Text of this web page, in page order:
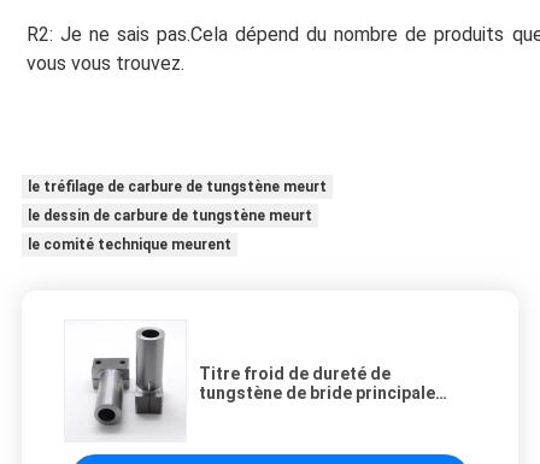
R2: Je ne sais pas.Cela dépend du nombre de produits
vous vous trouvez.
le tréfilage de carbure de tungstène meurt
le dessin de carbure de tungstène meurt
le comité technique meurent
Titre froid de dureté de
tungstène de bride principale